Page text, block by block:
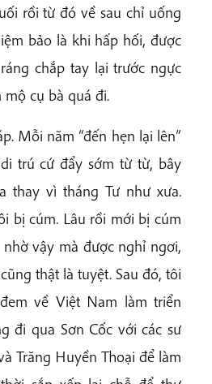
rồi từ đó về sau chỉ uống
bảo là khi hấp hối, được
chắp tay lại trước ngực
mộ cụ bà quá đi.
Mỗi năm “đến hẹn lại lên”
trú cứ đẩy sớm từ từ, bây
thay vì tháng Tư như xưa.
bị cúm. Lâu rồi mới bị cúm
vậy mà được nghỉ ngơi,
thật là tuyệt. Sau đó, tôi
về Việt Nam làm triển
đi qua Sơn Cốc với các sư
Trăng Huyền Thoại để làm